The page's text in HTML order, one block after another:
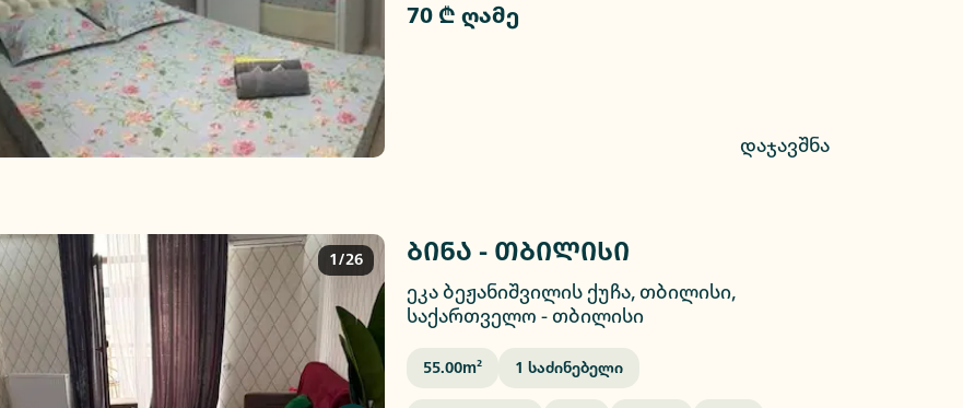
70 ₾ ღამე
დაჯავშნა
1/26 ბინა - თბილისი
ეკა ბეჟანიშვილის ქუჩა, თბილისი,
საქართველო -თბილისი
55.00M² 1 Საძინებელი